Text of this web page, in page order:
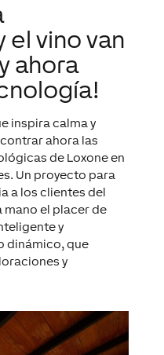
el vino van
ahora
inspira calma y
ahora las
de Loxone en
Un proyecto para
a los clientes del
el placer de
y
dinámico, que
y